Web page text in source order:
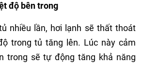
độ bên trong
nhiều lần, hơi lạnh sẽ thất thoát
trong tủ tăng lên. Lúc này cảm
trong sẽ tự động tăng khả năng